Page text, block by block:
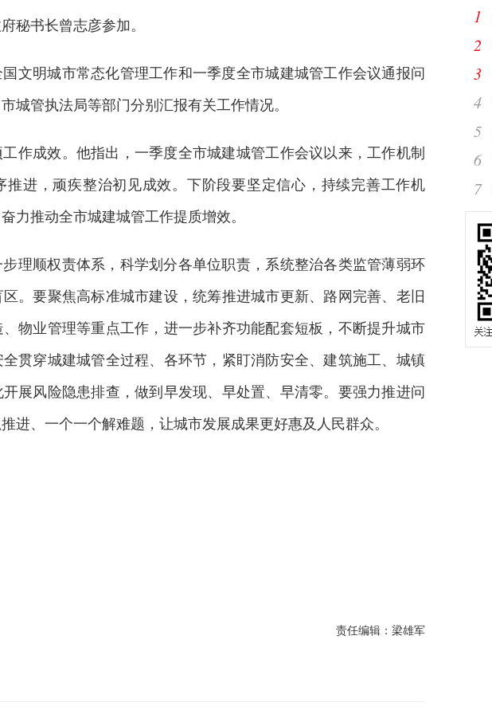
秘书长曾志彦参加。
文明城市常态化管理工作和一季度全市城建城管工作会议通报问
城管执法局等部门分别汇报有关工作情况。
作成效。他指出，一季度全市城建城管工作会议以来，工作机制
推进，顽疾整治初见成效。下阶段要坚定信心，持续完善工作机
力推动全市城建城管工作提质增效。
理顺权责体系，科学划分各单位职责，系统整治各类监管薄弱环
。要聚焦高标准城市建设，统筹推进城市更新、路网完善、老旧
物业管理等重点工作，进一步补齐功能配套短板，不断提升城市
贯穿城建城管全过程、各环节，紧盯消防安全、建筑施工、城镇
展风险隐患排查，做到早发现、早处置、早清零。要强力推进问
进、一个一个解难题，让城市发展成果更好惠及人民群众。
责任编辑：梁雄军
1
2
3
4
5
6
馈7